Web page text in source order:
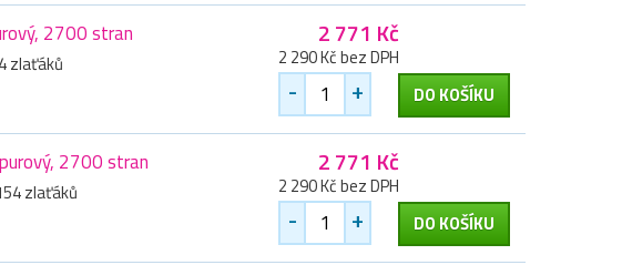
2700 stran
zlaťáků
2 771 Kč
2 290 Kč bez DPH
- + DO KOŠÍKU
2700 stran
zlaťáků
2 771 Kč
2 290 Kč bez DPH
- + DO KOŠÍKU